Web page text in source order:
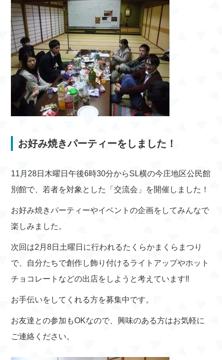
お好み焼きパーティーをしました！
11月28日木曜日午後6時30分からSL横の今庄地区公民館
別館で、若者を対象とした「交流会」を開催しました！
お好み焼きパーティーやイベントの企画をしてみんなで
楽しみました。
次回は2月8日土曜日に行われるたくらかまくらまつり
で、自分たちで創作し飾り付けるライトアップやホット
チョコレートなどの出店をしようと考えています‼
お手伝いをしてくれる方を募集中です。
お友達との参加もOKなので、興味のある方はお気軽に
ご連絡ください。